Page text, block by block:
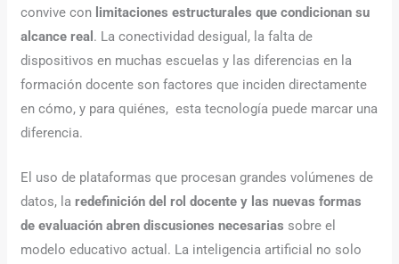
convive con limitaciones estructurales que condicionan su
alcance real . La conectividad desigual, la falta de
dispositivos en muchas escuelas y las diferencias en la
formación docente son factores que inciden directamente
en cómo, y para quiénes, esta tecnología puede marcar una
diferencia.
El uso de plataformas que procesan grandes volúmenes de
datos, laredefinición del rol docente y las nuevas formas
de evaluación abren discusiones necesarias sobre el
modelo educativo actual. La inteligencia artificial no solo